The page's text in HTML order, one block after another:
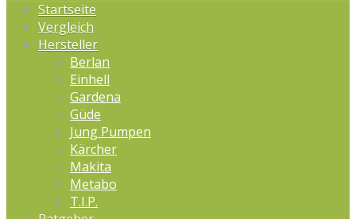
Startseite
Vergleich
Hersteller
Berlan
Einhell
Gardena
Güde
Jung Pumpen
Kärcher
Makita
Metabo
T.I.P.